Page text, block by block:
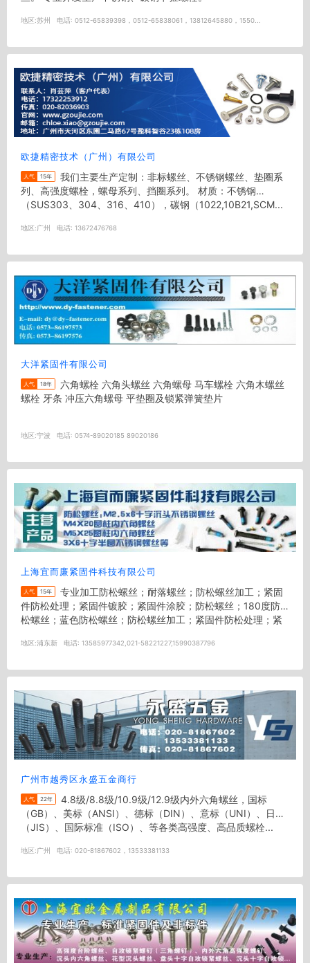
地区:苏州 电话: 0512-65839398，0512-65838061，13812645880，1550...
欧捷精密技术（广州）有限公司
人气 15年
列、高强度螺栓，螺母系列、挡圈系列。 材质：不锈钢
（SUS303、304、316、410），碳钢（1022,10B21,SCM...
地区:广州 电话: 13672476768
大洋紧固件有限公司
人气 18年
螺栓 牙条 冲压六角螺母 平垫圈及锁紧弹簧垫片
地区:宁波 电话: 0574-89020185 89020186
上海宜而廉紧固件科技有限公司
人气 15年
件防松处理；紧固件镀胶；紧固件涂胶；防松螺丝；180度防
松螺丝；蓝色防松螺丝；防松螺丝加工；紧固件防松处理；紧
地区:浦东新 电话: 13585977342,021-58221227,15990387796
广州市越秀区永盛五金商行
人气 22年
（GB）、美标（ANSI）、德标（DIN）、意标（UNI）、日标
（JIS）、国际标准（ISO）、等各类高强度、高品质螺栓...
地区:广州 电话: 020-81867602，13533381133